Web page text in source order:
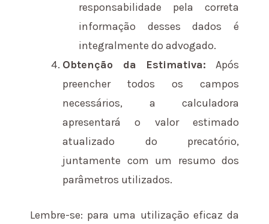
responsabilidade pela correta
informação desses dados é
integralmente do advogado.
Obtenção da Estimativa: Após
preencher todos os campos
necessários, a calculadora
apresentará o valor estimado
atualizado do precatório,
juntamente com um resumo dos
parâmetros utilizados.
Lembre-se: para uma utilização eficaz da